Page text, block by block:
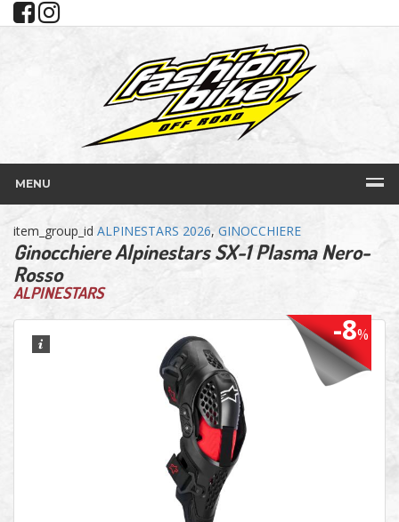
MENU
item_group_id ALPINESTARS 2026, GINOCCHIERE
Ginocchiere Alpinestars SX-1 Plasma Nero-
Rosso
ALPINESTARS
-8%